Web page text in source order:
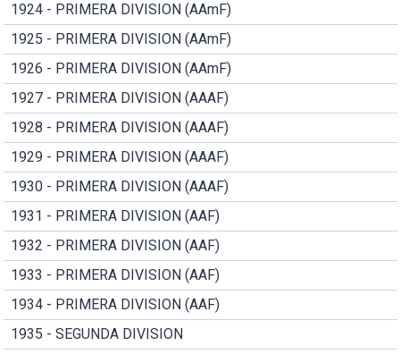
1924 - PRIMERA DIVISION (AAmF)
1925 - PRIMERA DIVISION (AAmF)
1926 - PRIMERA DIVISION (AAmF)
1927 - PRIMERA DIVISION (AAAF)
1928 - PRIMERA DIVISION (AAAF)
1929 - PRIMERA DIVISION (AAAF)
1930 - PRIMERA DIVISION (AAAF)
1931 - PRIMERA DIVISION (AAF)
1932 - PRIMERA DIVISION (AAF)
1933 - PRIMERA DIVISION (AAF)
1934 - PRIMERA DIVISION (AAF)
1935 - SEGUNDA DIVISION